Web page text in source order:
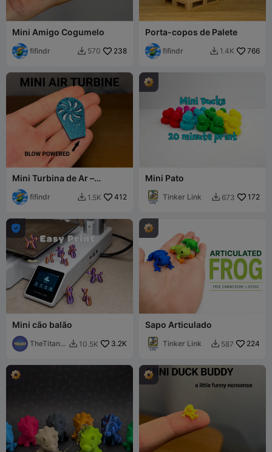
Mini Amigo Cogumelo
fifindr  570 238
Porta-copos de Palete
fifindr  1.4K 766
Mini Turbina de Ar –
Spinner Acionado por
Soprofifindr  1.5K 412
Mini Pato
Tinker Link  673 172

Mini cão balão
TheTitan3  10.5K 3.2K
Sapo Articulado
Tinker Link  587 224